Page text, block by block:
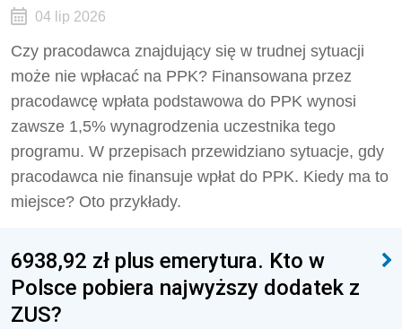
04 lip 2026
Czy pracodawca znajdujący się w trudnej sytuacji
może nie wpłacać na PPK? Finansowana przez
pracodawcę wpłata podstawowa do PPK wynosi
zawsze 1,5% wynagrodzenia uczestnika tego
programu. W przepisach przewidziano sytuacje, gdy
pracodawca nie finansuje wpłat do PPK. Kiedy ma to
miejsce? Oto przykłady.
6938,92 zł plus emerytura. Kto w
Polsce pobiera najwyższy dodatek z
ZUS?